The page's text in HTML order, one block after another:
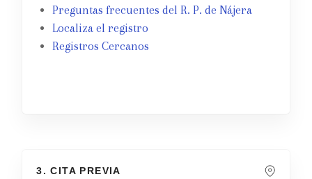
Preguntas frecuentes del R. P. de Nájera
Localiza el registro
Registros Cercanos
3. CITA PREVIA